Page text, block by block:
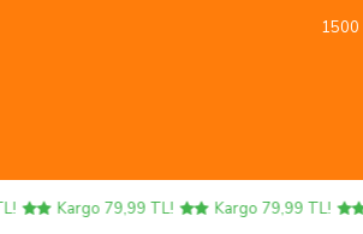
1500
Kargo 79,99 TL! Kargo 79,99 TL!